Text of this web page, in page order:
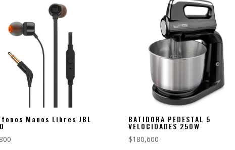
Manos Libres JBL BATIDORA PEDESTAL 5
VELOCIDADES 250W
$180,600